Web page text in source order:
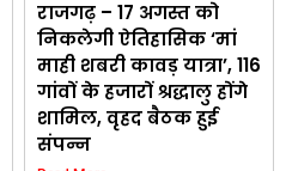
राजगढ़ – 17 अगस्त को
निकलेगी ऐतिहासिक ‘मां
माही शबरी कावड़ यात्रा’, 116
गांवों के हजारों श्रद्धालु होंगे
शामिल, वृहद बैठक हुई
संपन्न